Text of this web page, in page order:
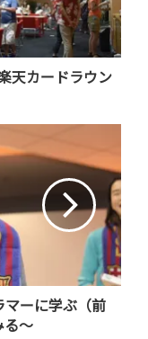
した検索結果画面
す。「楽天市
天カードラウン
ーに学ぶ（前
る～